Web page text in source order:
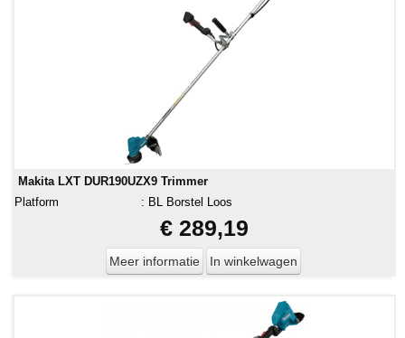
Makita LXT DUR190UZX9 Trimmer
Platform
: BL Borstel Loos
€ 289,19
Meer informatie In winkelwagen